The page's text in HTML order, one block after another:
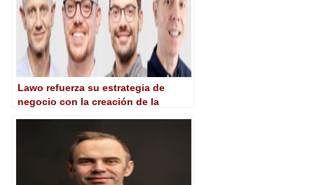
Lawo refuerza su estrategia de
negocio con la creación de la